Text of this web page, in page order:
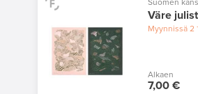
Väre
Myynnissä2
Alkaen
7,00 €